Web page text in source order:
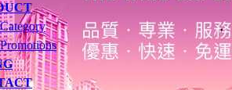
Category
Promotions